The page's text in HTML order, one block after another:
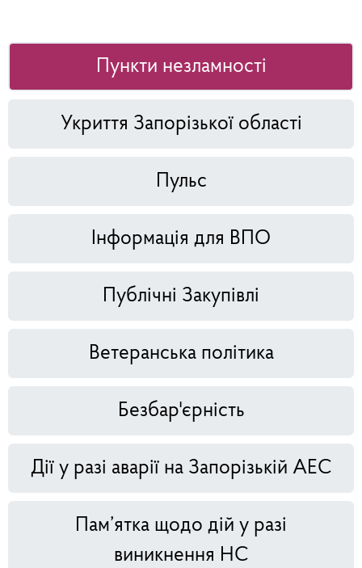
Пункти незламності
Укриття Запорізької області
Пульс
Інформація для ВПО
Публічні Закупівлі
Ветеранська політика
Безбар'єрність
Дії у разі аварії на Запорізькій АЕС
Пам’ятка щодо дій у разі
виникнення НС